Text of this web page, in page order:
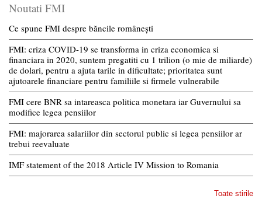
Noutati FMI
Ce spune FMI despre băncile românești
FMI: criza COVID-19 se transforma in criza economica si
financiara in 2020, suntem pregatiti cu 1 trilion (o mie de miliarde)
de dolari, pentru a ajuta tarile in dificultate; prioritatea sunt
ajutoarele financiare pentru familiile si firmele vulnerabile
FMI cere BNR sa intareasca politica monetara iar Guvernului sa
modifice legea pensiilor
FMI: majorarea salariilor din sectorul public si legea pensiilor ar
trebui reevaluate
IMF statement of the 2018 Article IV Mission to Romania
Toate stirile